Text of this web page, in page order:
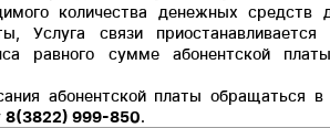
количества денежных средств
Услуга связи
равного сумме абонентской
абонентской платы обращаться в
8(3822) 999-850.